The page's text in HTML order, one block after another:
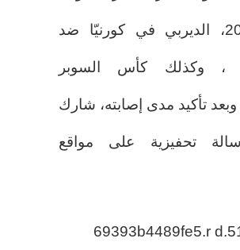
لعام 2026، الديربي في كورنيّا ضد
، وكذلك كأس السوبر
وبعد تأكيد مدى إصابته، شارك
تحفيزية على مواقع